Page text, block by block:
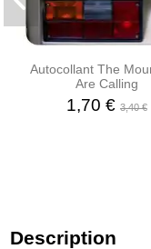
Autocollant The
Are Calling
1,70 € 3,40 €
Description